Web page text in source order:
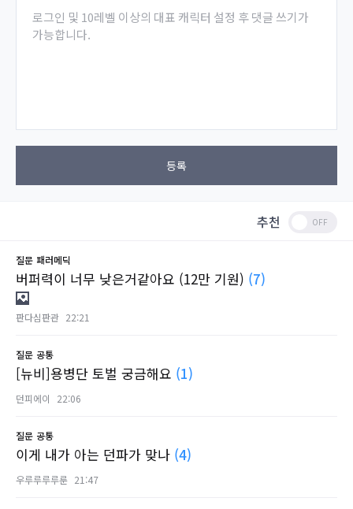
로그인 및 10레벨 이상의 대표 캐릭터 설정 후 댓글 쓰기가
가능합니다.
등록
추천
질문 패러메딕
버퍼력이 너무 낮은거같아요 (12만 기원) (7)
판다심판관 22:21
질문 공통
[뉴비]용병단 토벌 궁금해요 (1)
던피에이 22:06
질문 공통
이게 내가 아는 던파가 맞나 (4)
우루루루루룬 21:47